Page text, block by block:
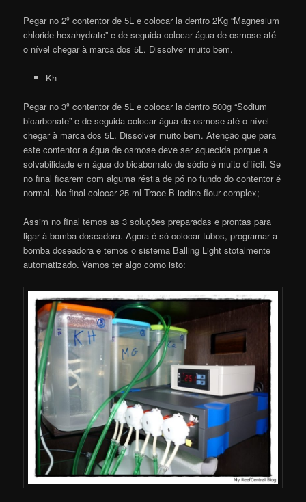
Pegar no 2º contentor de 5L e colocar la dentro 2Kg “Magnesium
chloride hexahydrate” e de seguida colocar água de osmose até
o nível chegar à marca dos 5L. Dissolver muito bem.
Kh
Pegar no 3º contentor de 5L e colocar la dentro 500g “Sodium
bicarbonate” e de seguida colocar água de osmose até o nível
chegar à marca dos 5L. Dissolver muito bem. Atenção que para
este contentor a água de osmose deve ser aquecida porque a
solvabilidade em água do bicabornato de sódio é muito difícil. Se
no final ficarem com alguma réstia de pó no fundo do contentor é
normal. No final colocar 25 ml Trace B iodine flour complex;
Assim no final temos as 3 soluções preparadas e prontas para
ligar à bomba doseadora. Agora é só colocar tubos, programar a
bomba doseadora e temos o sistema Balling Light stotalmente
automatizado. Vamos ter algo como isto: